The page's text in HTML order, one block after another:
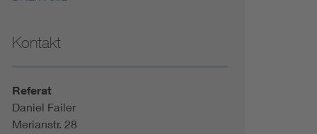
Kontakt
Referat
Daniel Failer
Merianstr. 28